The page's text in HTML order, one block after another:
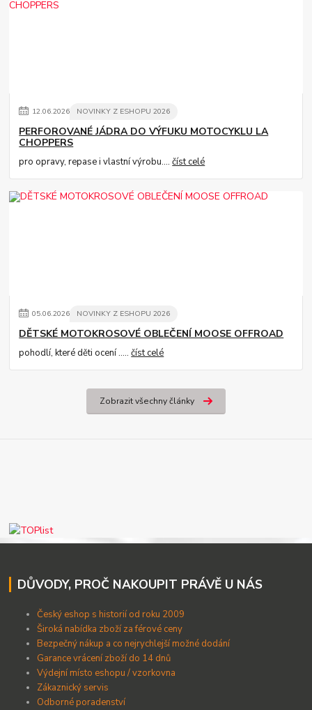
12.06.2026 NOVINKY Z ESHOPU 2026
PERFOROVANÉ JÁDRA DO VÝFUKU MOTOCYKLU LA
CHOPPERS
pro opravy, repase i vlastní výrobu....číst celé
05.06.2026 NOVINKY Z ESHOPU 2026
DĚTSKÉ MOTOKROSOVÉ OBLEČENÍ MOOSE OFFROAD
pohodlí, které děti ocení .....číst celé
Zobrazit všechny články
DŮVODY, PROČ NAKOUPIT PRÁVĚ U NÁS
Český eshop s historií od roku 2009
Široká nabídka zboží za férové ceny
Bezpečný nákup a co nejrychlejší možné dodání
Garance vrácení zboží do 14 dnů
Výdejní místo eshopu / vzorkovna
Zákaznický servis
Odborné poradenství